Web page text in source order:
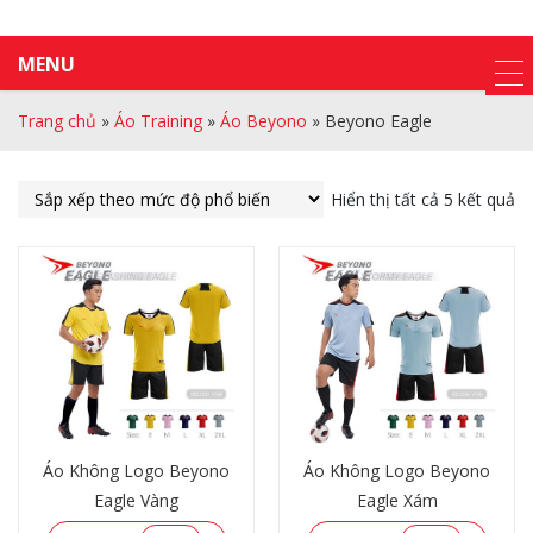
MENU
Trang chủ » Áo Training » Áo Beyono » Beyono Eagle
Hiển thị tất cả 5 kết quả
Áo Không Logo Beyono
Eagle Vàng
Áo Không Logo Beyono
Eagle Xám